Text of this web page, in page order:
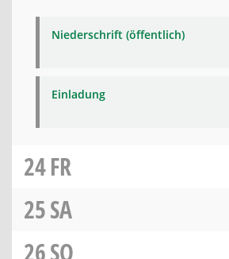
Niederschrift (öffentlich)
Einladung
24FR
25SA
26SO